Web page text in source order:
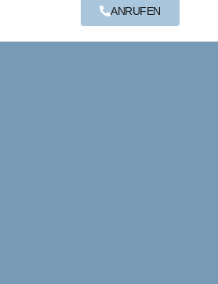
ANRUFEN